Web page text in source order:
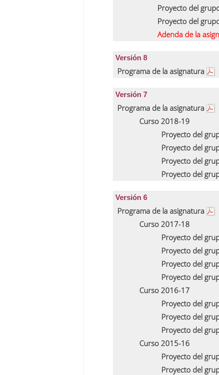
Proyecto del
Proyecto del
Adenda de la
Versión 8
Programa de la asignatura
Versión 7
Programa de la asignatura
Curso 2018-19
Proyecto del
Proyecto del
Proyecto del
Proyecto del
Versión 6
Programa de la asignatura
Curso 2017-18
Proyecto del
Proyecto del
Proyecto del
Proyecto del
Curso 2016-17
Proyecto del
Proyecto del
Proyecto del
Curso 2015-16
Proyecto del
Proyecto del